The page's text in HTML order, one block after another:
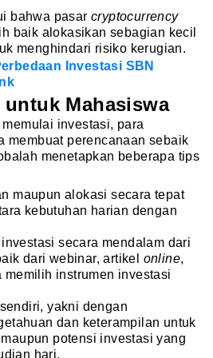
bahwa pasar cryptocurrency
baik alokasikan sebagian kecil
menghindari risiko kerugian.
Investasi SBN
Mahasiswa
investasi, para
membuat perencanaan sebaik
menetapkan beberapa tips
maupun alokasi secara tepat
kebutuhan harian dengan
secara mendalam dari
dari webinar, artikel online,
memilih instrumen investasi
yakni dengan
dan keterampilan untuk
potensi investasi yang
hari.